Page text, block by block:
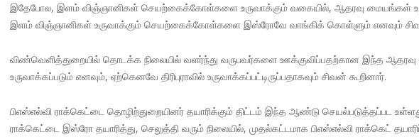
இதேபோல, இளம் விஞ்ஞானிகள் செயற்கைக்கோள்களை உருவாக்கும் வகையில், ஆதரவு மையங்கள்
இளம் விஞ்ஞானிகள் உருவாக்கும் செயற்கைக்கோள்களை இஸ்ரோவே வாங்கிக் கொள்ளும் எனவும்
விண்வெளித்துறையில் தொடக்க நிலையில் வளர்ந்து வருபவர்களை ஊக்குவிப்பதற்கான இந்த ஆதரவு
உருவாக்கப்படும் எனவும், ஏற்கெனவே திரிபுராவில் உருவாக்கப்பட்டிருப்பதாகவும் சிவன் கூறினார்.
பிஎஸ்எல்வி ராக்கெட்டை தொழிற்துறையினர் தயாரிக்கும் திட்டம் இந்த ஆண்டு செயல்படுத்தப்பட
ராக்கெட்டை இஸ்ரோ தயாரித்து, செலுத்தி வரும் நிலையில், முதல்கட்டமாக பிஎஸ்எல்வி ராக்கெட்